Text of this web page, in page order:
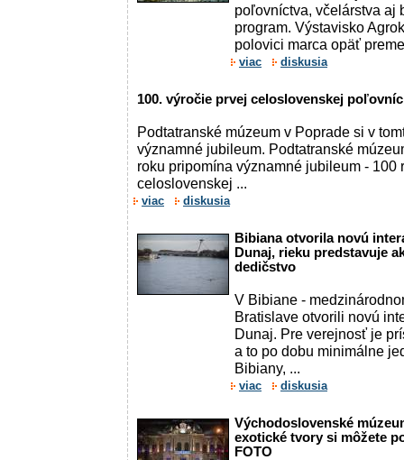
poľovníctva, včelárstva aj
program. Výstavisko
polovici marca opäť
viac diskusia
100. výročie prvej celoslovenskej
Podtatranské múzeum v Poprade si v
významné jubileum. Podtatranské
roku pripomína významné jubileum - 100
celoslovenskej ...
viac diskusia
Bibiana otvorila novú
Dunaj, rieku predstavuje
dedičstvo
V Bibiane -
Bratislave otvorili novú
Dunaj. Pre verejnosť je
a to po dobu minimálne
Bibiany, ...
viac diskusia
Východoslovenské
exotické tvory si môžete
FOTO